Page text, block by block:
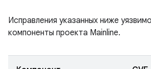
Исправления указанных ниже
компоненты проекта Mainline.